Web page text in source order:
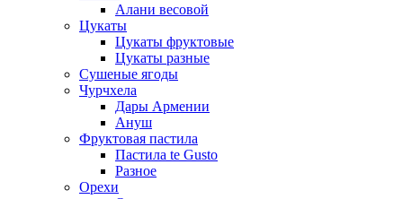
Алани весовой
Цукаты
Цукаты фруктовые
Цукаты разные
Сушеные ягоды
Чурчхела
Дары Армении
Ануш
Фруктовая пастила
Пастила te Gusto
Разное
Орехи